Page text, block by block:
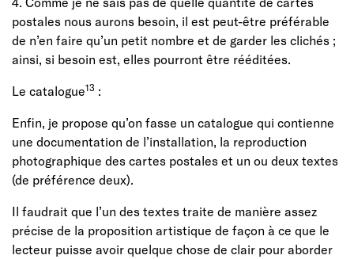
postales nous aurons besoin, il est peut-être préférable
de n’en faire qu’un petit nombre et de garder les clichés ;
ainsi, si besoin est, elles pourront être rééditées.
Le catalogue13 :
Enfin, je propose qu’on fasse un catalogue qui contienne
une documentation de l’installation, la reproduction
photographique des cartes postales et un ou deux textes
(de préférence deux).
Il faudrait que l’un des textes traite de manière assez
précise de la proposition artistique de façon à ce que le
lecteur puisse avoir quelque chose de clair pour aborder